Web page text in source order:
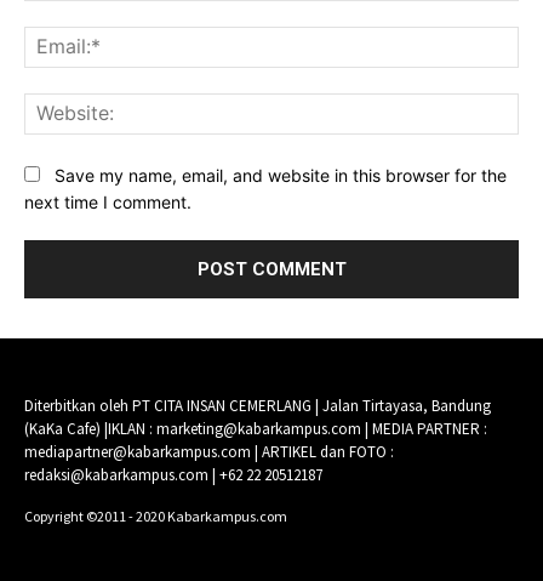
Save my name, email, and website in this browser for the
next time I comment.
Diterbitkan oleh PT CITA INSAN CEMERLANG | Jalan Tirtayasa, Bandung
(KaKa Cafe) |IKLAN : marketing@kabarkampus.com | MEDIA PARTNER :
mediapartner@kabarkampus.com | ARTIKEL dan FOTO :
redaksi@kabarkampus.com | +62 22 20512187
Copyright ©2011 - 2020 Kabarkampus.com